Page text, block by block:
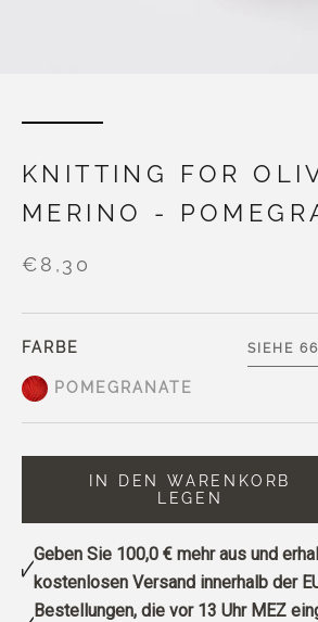
KNITTING FOR
MERINO -
€8,30
FARBE
POMEGRANATE
SIEHE
IN DEN WARENKORB
LEGEN
Geben Sie 100,0 €mehr aus und
kostenlosen Versand innerhalb der
Bestellungen, die vor 13 Uhr MEZ